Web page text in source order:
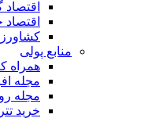
منابع پولی
همراه
مجله
مجله
خرید تتر